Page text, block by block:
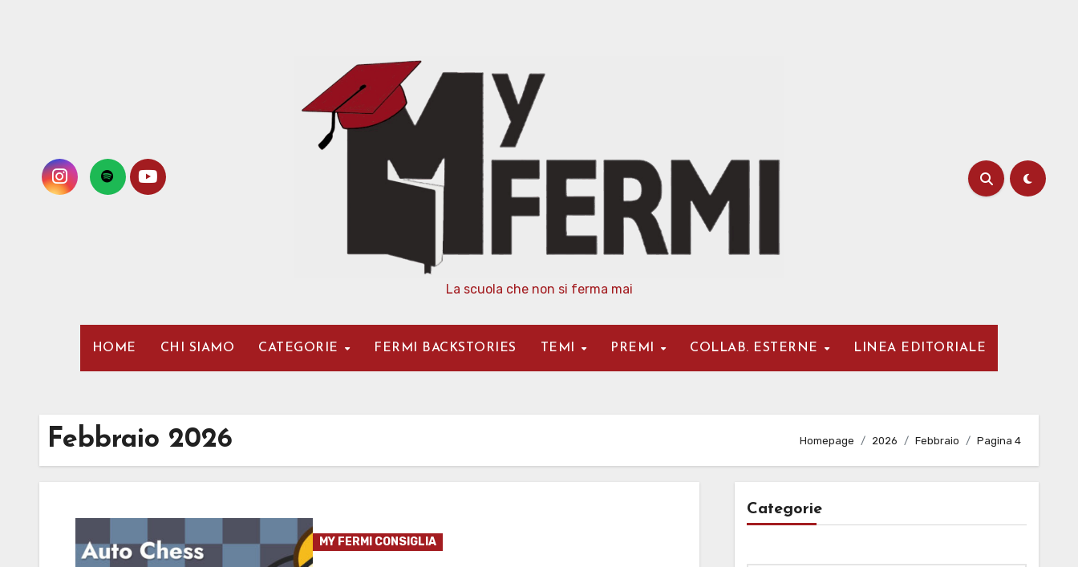
La scuola che non si ferma mai
HOME CHI SIAMO CATEGORIE FERMI BACKSTORIES TEMI PREMI COLLAB. ESTERNE LINEA EDITORIALE
Febbraio 2026 Homepage 2026 Febbraio Pagina 4
MY FERMI CONSIGLIA
Categorie